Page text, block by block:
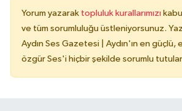
Yorum yazarak topluluk kurallarımızı
ve tüm sorumluluğu üstleniyorsunuz.
Aydın Ses Gazetesi | Aydın'ın en güçlü,
özgür Ses'i hiçbir şekilde sorumlu